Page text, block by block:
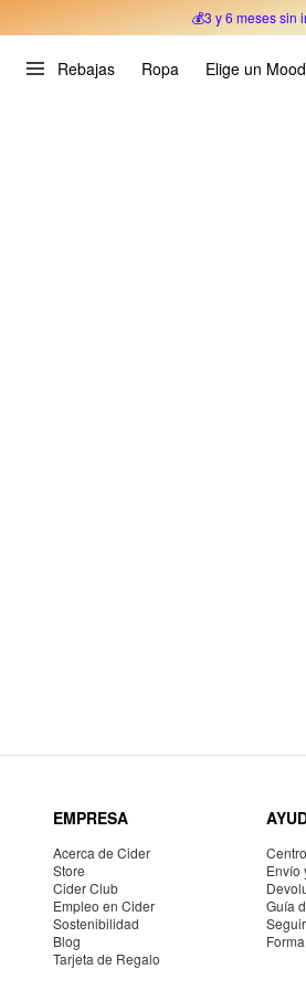
💰3 y 6 meses sin
Rebajas Ropa Elige un Mood
EMPRESA
Acerca de Cider
Store
Cider Club
Empleo en Cider
Sostenibilidad
Blog
Tarjeta de Regalo
Envío
Guía